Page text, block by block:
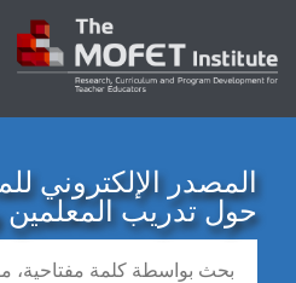
المصدر الإلكتروني
حول تدريب المعلمين